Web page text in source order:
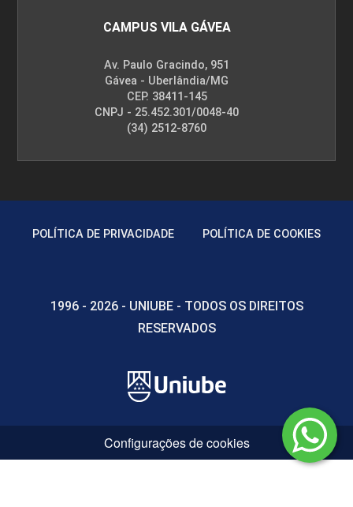
CAMPUS VILA GÁVEA
Av. Paulo Gracindo, 951
Gávea - Uberlândia/MG
CEP. 38411-145
CNPJ - 25.452.301/0048-40
(34) 2512-8760
POLÍTICA DE PRIVACIDADE POLÍTICA DE COOKIES
1996 - 2026 - UNIUBE - TODOS OS DIREITOS
RESERVADOS
Configurações de cookies